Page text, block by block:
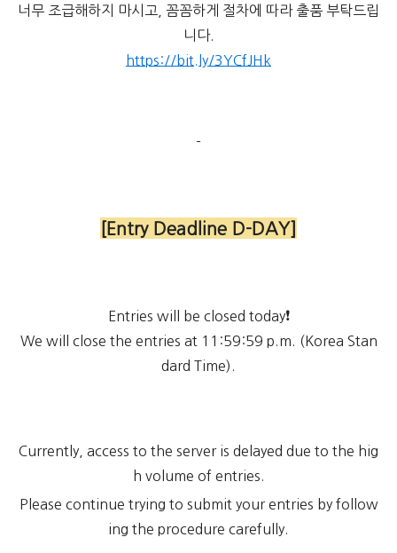
너무 조급해하지 마시고, 꼼꼼하게 절차에 따라 출품 부탁드립
니다.
https://bit.ly/3YCfJHk
-
[Entry Deadline D-DAY]
Entries will be closed today❗
We will close the entries at 11:59:59 p.m. (Korea Stan
dard Time).
Currently, access to the server is delayed due to the hig
h volume of entries.
Please continue trying to submit your entries by follow
ing the procedure carefully.